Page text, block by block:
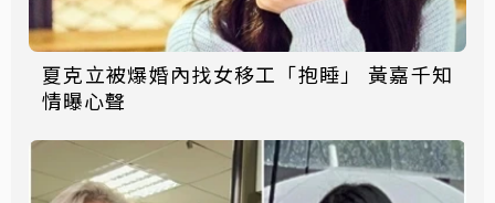
夏克立被爆婚內找女移工「抱睡」 黃嘉千知
情曝心聲